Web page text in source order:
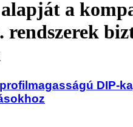
alapját a
rendszerek
DIP-